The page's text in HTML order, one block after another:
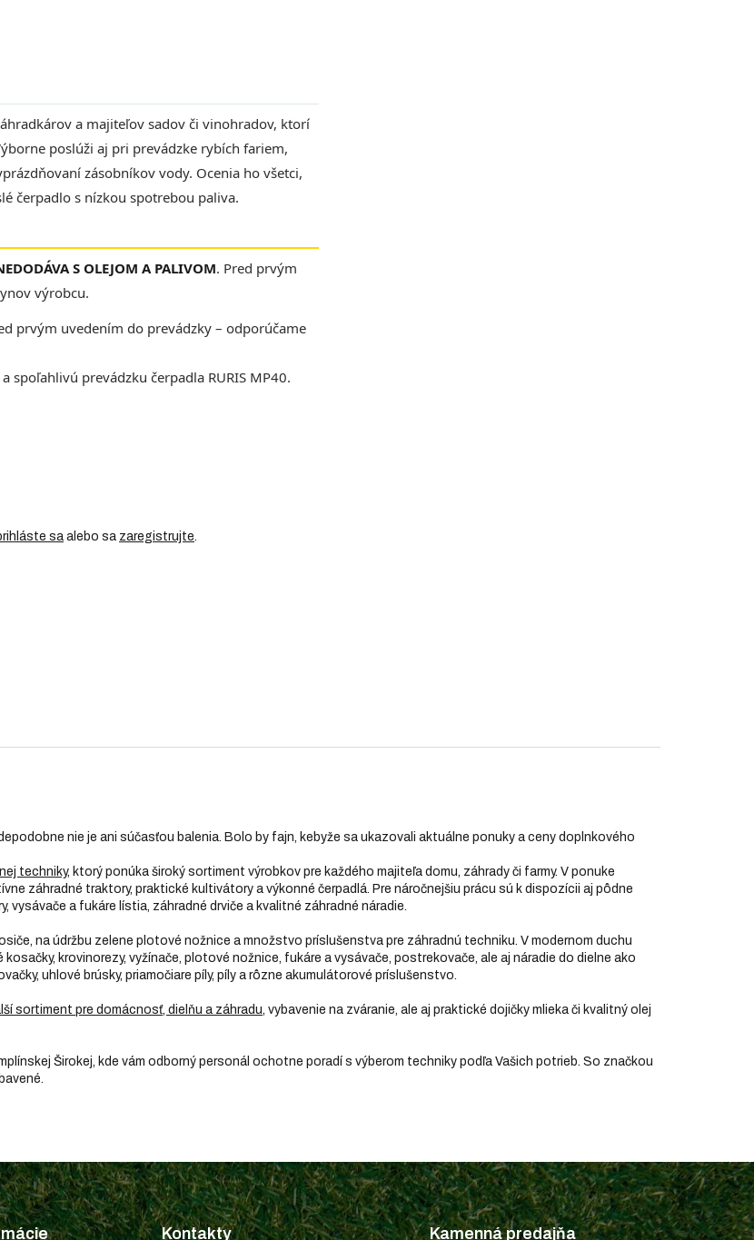
a majiteľov sadov či vinohradov, ktorí
poslúži aj pri prevádzke rybích fariem,
zásobníkov vody. Ocenia ho všetci,
čerpadlo s nízkou spotrebou paliva.
S OLEJOM A PALIVOM. Pred prvým
výrobcu.
prvým uvedením do prevádzky – odporúčame
prevádzku čerpadla RURIS MP40.
saalebo sa zaregistrujte
nie je ani súčasťou balenia. Bolo by fajn, kebyže sa ukazovali aktuálne ponuky a ceny doplnkového
techniky, ktorý ponúka široký sortiment výrobkov pre každého majiteľa domu, záhrady či farmy. V ponuke
záhradné traktory, praktické kultivátory a výkonné čerpadlá. Pre náročnejšiu prácu sú k dispozícii aj pôdne
a fukáre lístia, záhradné drviče a kvalitné záhradné náradie.
na údržbu zelene plotové nožnice a množstvo príslušenstva pre záhradnú techniku. V modernom duchu
kosačky, krovinorezy, vyžínače, plotové nožnice, fukáre a vysávače, postrekovače, ale aj náradie do dielne ako
uhlové brúsky, priamočiare píly, píly a rôzne akumulátorové príslušenstvo.
sortiment pre domácnosť, dielňu a záhradu , vybavenie na zváranie, ale aj praktické dojičky mlieka či kvalitný olej
Širokej, kde vám odborný personál ochotne poradí s výberom techniky podľa Vašich potrieb. So značkou
Kontakty Kamenná predajňa